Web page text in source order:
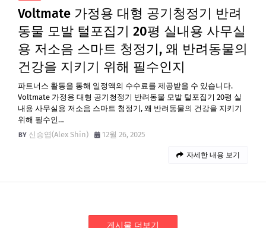
Voltmate 가정용 대형 공기청정기 반려
동물 모발 털포집기 20평 실내용 사무실
용 저소음 스마트 청정기, 왜 반려동물의
건강을 지키기 위해 필수인지
파트너스 활동을 통해 일정액의 수수료를 제공받을 수 있습니다.
Voltmate 가정용 대형 공기청정기 반려동물 모발 털포집기 20평 실
내용 사무실용 저소음 스마트 청정기, 왜 반려동물의 건강을 지키기
위해 필수인…
신승엽(Alex Shin)
12월 26, 2025
자세한 내용 보기
게시물 더보기